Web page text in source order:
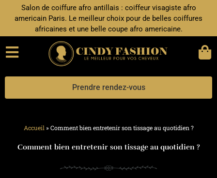
Salon de coiffure afro antillais : coiffeur visagiste afro
americain Paris. Le meilleur choix pour de belles coiffures
africaines et une belle coupe afro americaine.
Prendre rendez-vous
Accueil»Comment bien entretenir son tissage au quotidien ?
Comment bien entretenir son tissage au quotidien ?